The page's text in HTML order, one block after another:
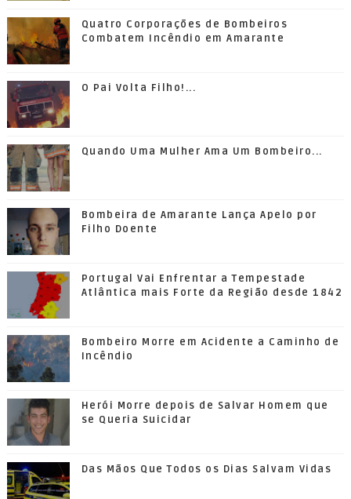
Quatro Corporações de Bombeiros
Combatem Incêndio em Amarante
O Pai Volta Filho!...
Quando Uma Mulher Ama Um Bombeiro...
Bombeira de Amarante Lança Apelo por
Filho Doente
Portugal Vai Enfrentar a Tempestade
Atlântica mais Forte da Região desde 1842
Bombeiro Morre em Acidente a Caminho de
Incêndio
Herói Morre depois de Salvar Homem que
se Queria Suicidar
Das Mãos Que Todos os Dias Salvam Vidas